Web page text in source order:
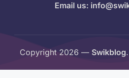
Email us:
Copyright 2026 — Swikblog